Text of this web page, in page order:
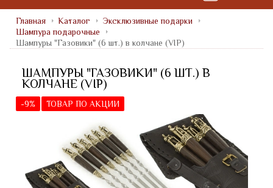
Главная Каталог
Эксклюзивные подарки
Шампура подарочные
Шампуры "Газовики" (6 шт.) в колчане (VIP)
ШАМПУРЫ "ГАЗОВИКИ" (6 ШТ.) В
КОЛЧАНЕ (VIP)
-9% ТОВАР ПО АКЦИИ